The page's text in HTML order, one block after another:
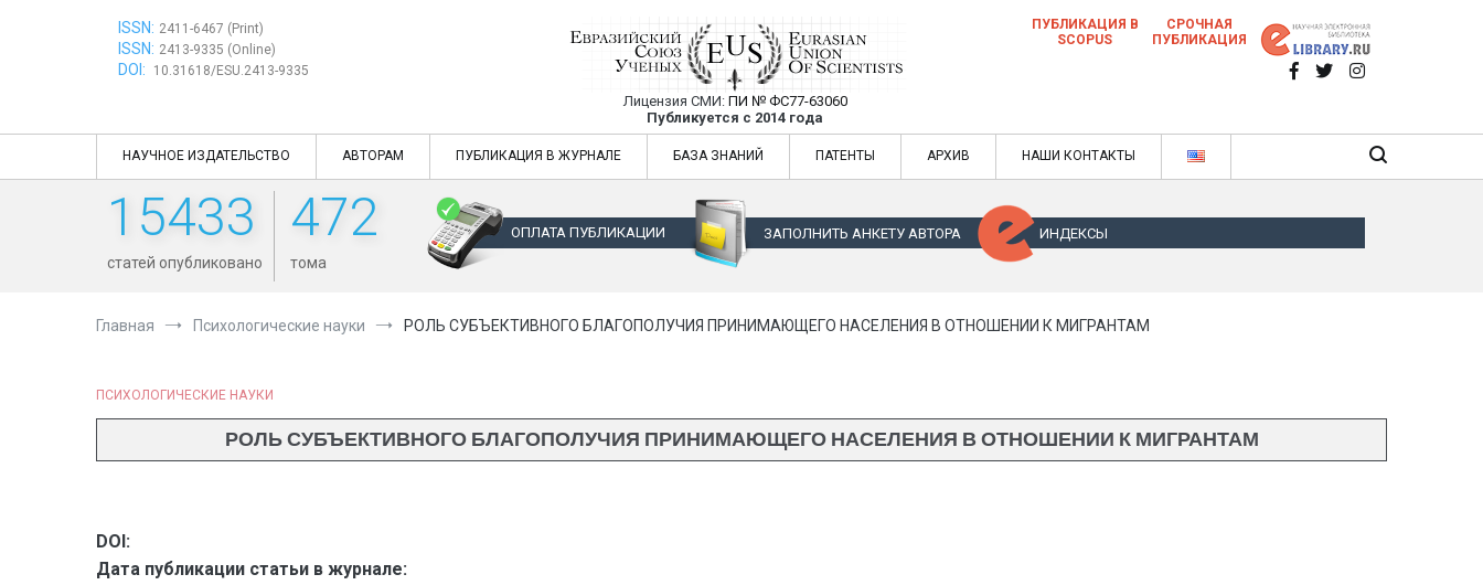
ISSN: 2411-6467 (Print)
ISSN: 2413-9335 (Online)
DOI: 10.31618/ESU.2413-9335
Евразийский Союз Ученых — публикация научных статей в ежемесячном научном
журнале
Лицензия СМИ: ПИ № ФС77-63060
Публикуется с 2014 года
Евразийский Союз Ученых — публикация научных статей в ежемесячном научном журнале
ПУБЛИКАЦИЯ В
SCOPUS
СРОЧНАЯ
ПУБЛИКАЦИЯ
НАУЧНОЕ ИЗДАТЕЛЬСТВО АВТОРАМ ПУБЛИКАЦИЯ В ЖУРНАЛЕ БАЗА ЗНАНИЙ ПАТЕНТЫ АРХИВ НАШИ КОНТАКТЫ
15433
статей опубликовано
472
тома
ОПЛАТА ПУБЛИКАЦИИ ЗАПОЛНИТЬ АНКЕТУ АВТОРА ИНДЕКСЫ
Главная Психологические науки РОЛЬ СУБЪЕКТИВНОГО БЛАГОПОЛУЧИЯ ПРИНИМАЮЩЕГО НАСЕЛЕНИЯ В ОТНОШЕНИИ К МИГРАНТАМ
ПСИХОЛОГИЧЕСКИЕ НАУКИ
РОЛЬ СУБЪЕКТИВНОГО БЛАГОПОЛУЧИЯ ПРИНИМАЮЩЕГО НАСЕЛЕНИЯ В ОТНОШЕНИИ К МИГРАНТАМ
DOI:
Дата публикации статьи в журнале: